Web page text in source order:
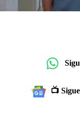
📺